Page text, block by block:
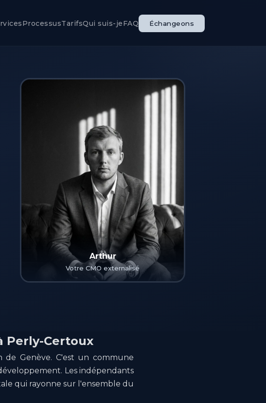
ProcessusTarifsQui suis-jeFAQ Échangeons
Arthur
Votre CMO externalisé
Perly-Certoux
Genève. C'est un commune
Les indépendants
qui rayonne sur l'ensemble du